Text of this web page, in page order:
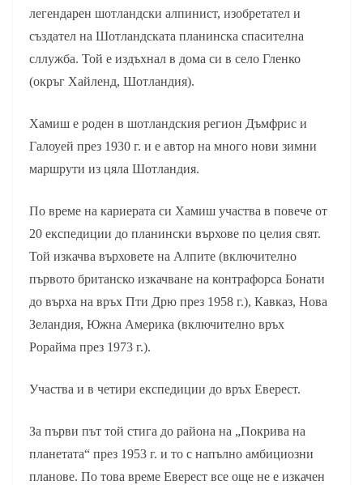
легендарен шотландски алпинист, изобретател и
създател на Шотландската планинска спасителна
сллужба. Той е издъхнал в дома си в село Гленко
(окръг Хайленд, Шотландия).
Хамиш е роден в шотландския регион Дъмфрис и
Галоуей през 1930 г. и е автор на много нови зимни
маршрути из цяла Шотландия.
По време на кариерата си Хамиш участва в повече от
20 експедиции до планински върхове по целия свят.
Той изкачва върховете на Алпите (включително
първото британско изкачване на контрафорса Бонати
до върха на връх Пти Дрю през 1958 г.), Кавказ, Нова
Зеландия, Южна Америка (включително връх
Рорайма през 1973 г.).
Участва и в четири експедиции до връх Еверест.
За първи път той стига до района на „Покрива на
планетата“ през 1953 г. и то с напълно амбициозни
планове. По това време Еверест все още не е изкачен